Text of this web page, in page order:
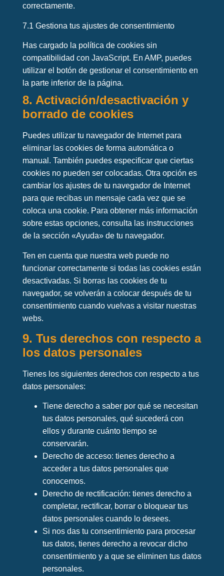
correctamente.
7.1 Gestiona tus ajustes de consentimiento
Has cargado la política de cookies sin
compatibilidad con JavaScript. En AMP, puedes
utilizar el botón de gestionar el consentimiento en
la parte inferior de la página.
8. Activación/desactivación y
borrado de cookies
Puedes utilizar tu navegador de Internet para
eliminar las cookies de forma automática o
manual. También puedes especificar que ciertas
cookies no pueden ser colocadas. Otra opción es
cambiar los ajustes de tu navegador de Internet
para que recibas un mensaje cada vez que se
coloca una cookie. Para obtener más información
sobre estas opciones, consulta las instrucciones
de la sección «Ayuda» de tu navegador.
Ten en cuenta que nuestra web puede no
funcionar correctamente si todas las cookies están
desactivadas. Si borras las cookies de tu
navegador, se volverán a colocar después de tu
consentimiento cuando vuelvas a visitar nuestras
webs.
9. Tus derechos con respecto a
los datos personales
Tienes los siguientes derechos con respecto a tus
datos personales:
Tiene derecho a saber por qué se necesitan
tus datos personales, qué sucederá con
ellos y durante cuánto tiempo se
conservarán.
Derecho de acceso: tienes derecho a
acceder a tus datos personales que
conocemos.
Derecho de rectificación: tienes derecho a
completar, rectificar, borrar o bloquear tus
datos personales cuando lo desees.
Si nos das tu consentimiento para procesar
tus datos, tienes derecho a revocar dicho
consentimiento y a que se eliminen tus datos
personales.